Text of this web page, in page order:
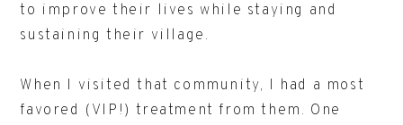
to improve their lives while staying and
sustaining their village.
When I visited that community, I had a most
favored (VIP!) treatment from them. One